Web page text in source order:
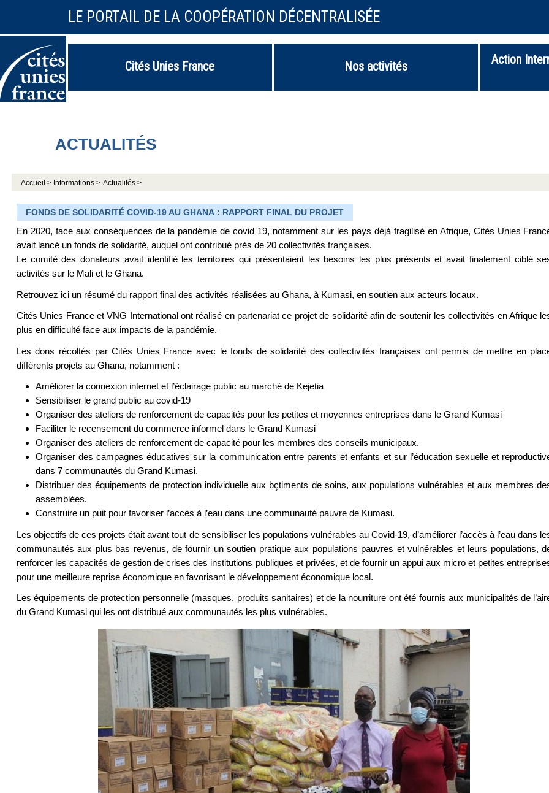
LE PORTAIL DE LA COOPÉRATION DÉCENTRALISÉE
Cités Unies France Nos activités
Action
ACTUALITÉS
Accueil > Informations > Actualités >
FONDS DE SOLIDARITÉ COVID-19 AU GHANA : RAPPORT FINAL DU PROJET
En 2020, face aux conséquences de la pandémie de covid 19, notamment sur les pays déjà fragilisé en Afrique, Cités Unies
avait lancé un fonds de solidarité, auquel ont contribué près de 20 collectivités françaises.
Le comité des donateurs avait identifié les territoires qui présentaient les besoins les plus présents et avait finalement ciblé
activités sur le Mali et le Ghana.
Retrouvez ici un résumé du rapport final des activités réalisées au Ghana, à Kumasi, en soutien aux acteurs locaux.
Cités Unies France et VNG International ont réalisé en partenariat ce projet de solidarité afin de soutenir les collectivités en Afrique
plus en difficulté face aux impacts de la pandémie.
Les dons récoltés par Cités Unies France avec le fonds de solidarité des collectivités françaises ont permis de mettre en
différents projets au Ghana, notamment :
Améliorer la connexion internet et l’éclairage public au marché de Kejetia
Sensibiliser le grand public au covid-19
Organiser des ateliers de renforcement de capacités pour les petites et moyennes entreprises dans le Grand Kumasi
Faciliter le recensement du commerce informel dans le Grand Kumasi
Organiser des ateliers de renforcement de capacité pour les membres des conseils municipaux.
Organiser des campagnes éducatives sur la communication entre parents et enfants et sur l’éducation sexuelle et
dans 7 communautés du Grand Kumasi.
Distribuer des équipements de protection individuelle aux bçtiments de soins, aux populations vulnérables et aux membres
assemblées.
Construire un puit pour favoriser l’accès à l’eau dans une communauté pauvre de Kumasi.
Les objectifs de ces projets était avant tout de sensibiliser les populations vulnérables au Covid-19, d’améliorer l’accès à l’eau dans
communautés aux plus bas revenus, de fournir un soutien pratique aux populations pauvres et vulnérables et leurs populations,
renforcer les capacités de gestion de crises des institutions publiques et privées, et de fournir un appui aux micro et petites
pour une meilleure reprise économique en favorisant le développement économique local.
Les équipements de protection personnelle (masques, produits sanitaires) et de la nourriture ont été fournis aux municipalités de
du Grand Kumasi qui les ont distribué aux communautés les plus vulnérables.